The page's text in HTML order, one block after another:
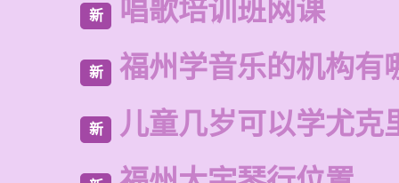
新 唱歌培训班网课
新 福州学音乐的机构有
新 儿童几岁可以学尤克